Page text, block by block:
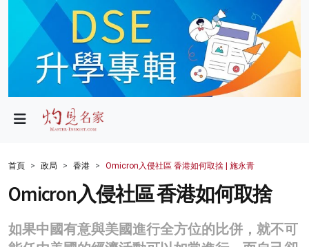
政局
財經
生活
商業
首頁 政局 香港 Omicron入侵社區 香港如何取捨 | 施永青
Omicron入侵社區 香港如何取捨
如果中國有意與美國進行全方位的比併，就不可